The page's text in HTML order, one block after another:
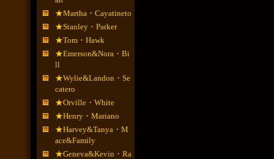
★Martha・Cayatineto
★Stanley・Parker
★Tom・Hawk
★Emerson&Nora・Bi
ll
★Wylie&Landon・Se
catero
★Orville・White
★Henry・Mariano
★Harvey&Tanya・M
ace&Family
★Geneva&Kevin・Ra